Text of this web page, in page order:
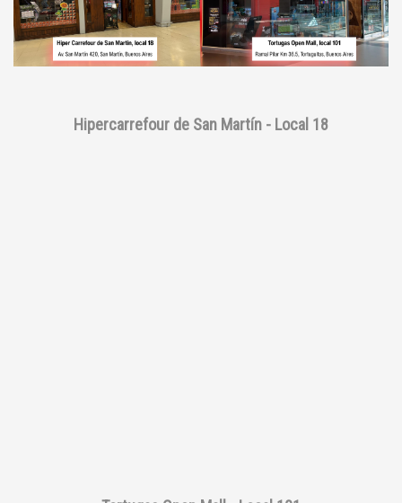
Hipercarrefour de San Martín - Local 18